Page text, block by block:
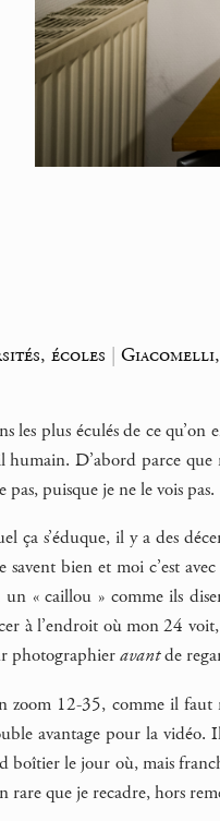
écoles |
les plus éculés de ce
humain. D’abord parce
pas, puisque je ne le vois pas.
ça s’éduque, il y a des
savent bien et moi c’est
« caillou » comme ils
à l’endroit où mon 24
photographieravantde
zoom 12-35, comme il
avantage pour la
boîtier le jour où, mais
rare que je recadre, hors